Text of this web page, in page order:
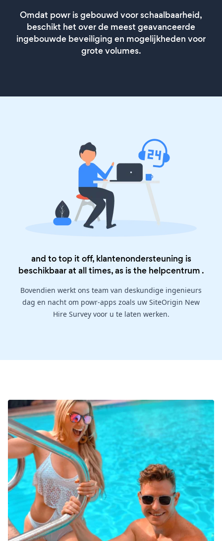
Omdat powr is gebouwd voor schaalbaarheid,
beschikt het over de meest geavanceerde
ingebouwde beveiliging en mogelijkheden voor
grote volumes.
and to top it off, klantenondersteuning is
beschikbaar at all times, as is the helpcentrum .
Bovendien werkt ons team van deskundige ingenieurs
dag en nacht om powr-apps zoals uw SiteOrigin New
Hire Survey voor u te laten werken.